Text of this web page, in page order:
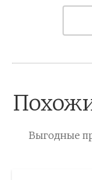
Выгодные